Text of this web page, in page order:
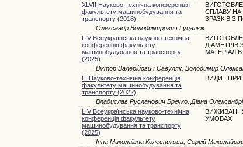
XLVII Науково-технічна конференція
факультету машинобудування та
транспорту (2018)
СПЛАВУ НА
ЗРАЗКІВ З
Олександр Володимирович Гуцалюк
LIV Всеукраїнська науково-технічна
конференція факультету
машинобудування та транспорту
(2025)
МАТЕРІАЛІВ
Віктор Валерійович Савуляк, Володимир
LI Науково-технічна конференція
факультету машинобудування та
транспорту (2022)
ВИДИ І
Владислав Русланович Бречко, Діана
LIV Всеукраїнська науково-технічна
конференція факультету
машинобудування та транспорту
(2025)
УМОВАХ
Інна Миколаївна Колесникова, Сергій